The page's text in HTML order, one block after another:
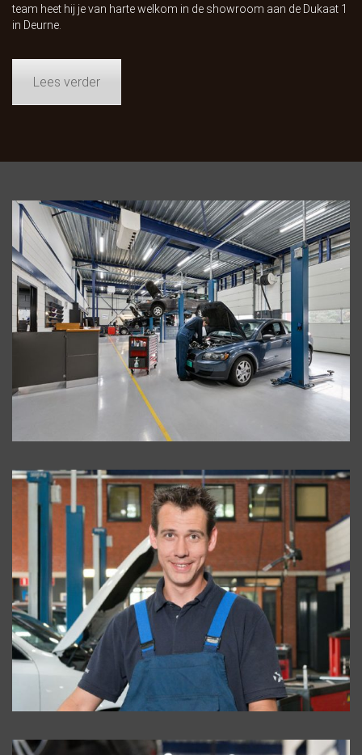
team heet hij je van harte welkom in de showroom aan de Dukaat 1
in Deurne.
Lees verder